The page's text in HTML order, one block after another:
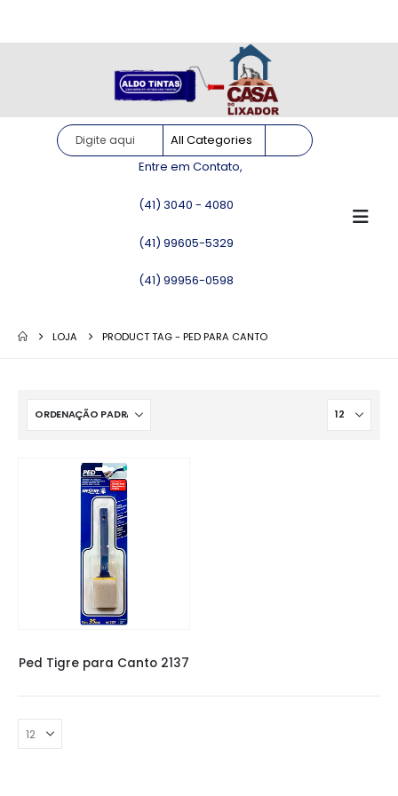
Entre em Contato,
(41) 3040 - 4080
(41) 99605-5329
(41) 99956-0598
LOJA PRODUCT TAG -PED PARA CANTO
Ped Tigre para Canto 2137